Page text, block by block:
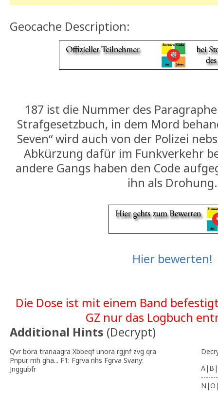
Geocache Description:
187 ist die Nummer des
Strafgesetzbuch, in dem Mord
Seven“ wird auch von der Polizei
Abkürzung dafür im Funkverkehr
andere Gangs haben den Code
ihn als Drohung.
Hier bewerten!
Die Dose ist mit einem Band
GZ nur das Logbuch
Additional Hints (Decrypt)
Qvr bora tranaagra Xbbeqf unora rgjnf zvg qra
Pnpur mh gha... F1: Fgrva nhs Fgrva Svany:
Jnggubfr